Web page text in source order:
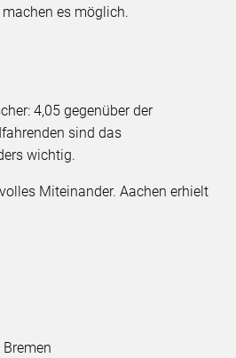
es möglich.
4,05 gegenüber der
sind das
wichtig.
Miteinander. Aachen erhielt